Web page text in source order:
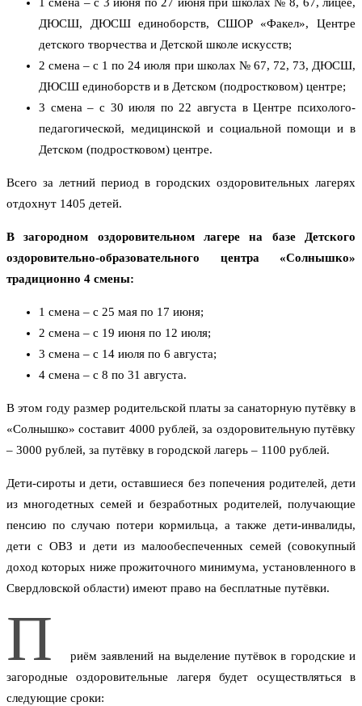
1 смена – с 3 июня по 27 июня при школах № 8, 67, лицее,
ДЮСШ, ДЮСШ единоборств, СШОР «Факел», Центре
детского творчества и Детской школе искусств;
2 смена – с 1 по 24 июля при школах № 67, 72, 73, ДЮСШ,
ДЮСШ единоборств и в Детском (подростковом) центре;
3 смена – с 30 июля по 22 августа в Центре психолого-
педагогической, медицинской и социальной помощи и в
Детском (подростковом) центре.
Всего за летний период в городских оздоровительных лагерях
отдохнут 1405 детей.
В загородном оздоровительном лагере на базе Детского
оздоровительно-образовательного центра «Солнышко»
традиционно 4 смены:
1 смена – c 25 мая по 17 июня;
2 смена – с 19 июня по 12 июля;
3 смена – с 14 июля по 6 августа;
4 смена – с 8 по 31 августа.
В этом году размер родительской платы за санаторную путёвку в
«Солнышко» составит 4000 рублей, за оздоровительную путёвку
– 3000 рублей, за путёвку в городской лагерь – 1100 рублей.
Дети-сироты и дети, оставшиеся без попечения родителей, дети
из многодетных семей и безработных родителей, получающие
пенсию по случаю потери кормильца, а также дети-инвалиды,
дети с ОВЗ и дети из малообеспеченных семей (совокупный
доход которых ниже прожиточного минимума, установленного в
Свердловской области) имеют право на бесплатные путёвки.
П
риём заявлений на выделение путёвок в городские и
загородные оздоровительные лагеря будет осуществляться в
следующие сроки: